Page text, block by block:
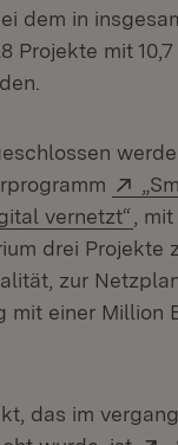
dem in
Projekte mit
vernetzt“ ,
drei Projekte
zur
mit einer Million
das im